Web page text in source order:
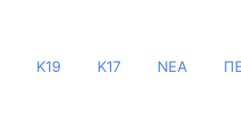
Κ19 Κ17 ΝΕΑ